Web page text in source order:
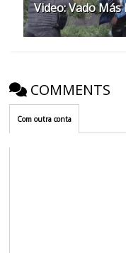
Video: Vado
COMMENTS
Com outra conta